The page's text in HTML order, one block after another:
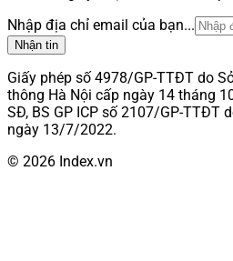
Nhập địa chỉ email của bạn...
Nhận tin
Giấy phép số 4978/GP-TTĐT do
thông Hà Nội cấp ngày 14 tháng
SĐ, BS GP ICP số 2107/GP-TTĐT
ngày 13/7/2022.
© 2026 Index.vn